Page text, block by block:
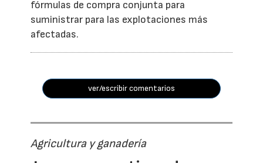
fórmulas de compra conjunta para
suministrar para las explotaciones más
afectadas.
ver/escribir comentarios
Agricultura y ganadería